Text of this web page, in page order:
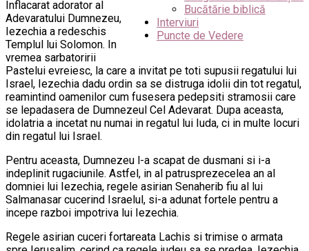
Bucătărie biblică
Interviuri
Puncte de Vedere
Inflacarat adorator al
Adevaratului Dumnezeu,
Iezechia a redeschis
Templul lui Solomon. In
vremea sarbatoririi
Pastelui evreiesc, la care a invitat pe toti supusii regatului lui
Israel, Iezechia dadu ordin sa se distruga idolii din tot regatul,
reamintind oamenilor cum fusesera pedepsiti stramosii care
se lepadasera de Dumnezeul Cel Adevarat. Dupa aceasta,
idolatria a incetat nu numai in regatul lui Iuda, ci in multe locuri
din regatul lui Israel.
Pentru aceasta, Dumnezeu l-a scapat de dusmani si i-a
indeplinit rugaciunile. Astfel, in al patrusprezecelea an al
domniei lui Iezechia, regele asirian Senaherib fiu al lui
Salmanasar cucerind Israelul, si-a adunat fortele pentru a
incepe razboi impotriva lui Iezechia.
Regele asirian cuceri fortareata Lachis si trimise o armata